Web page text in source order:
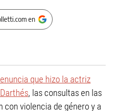
en
que hizo la actriz
, las consultas en las
con violencia de género y a